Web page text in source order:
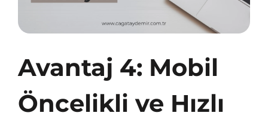
Avantaj 4: Mobil
Öncelikli ve Hızlı